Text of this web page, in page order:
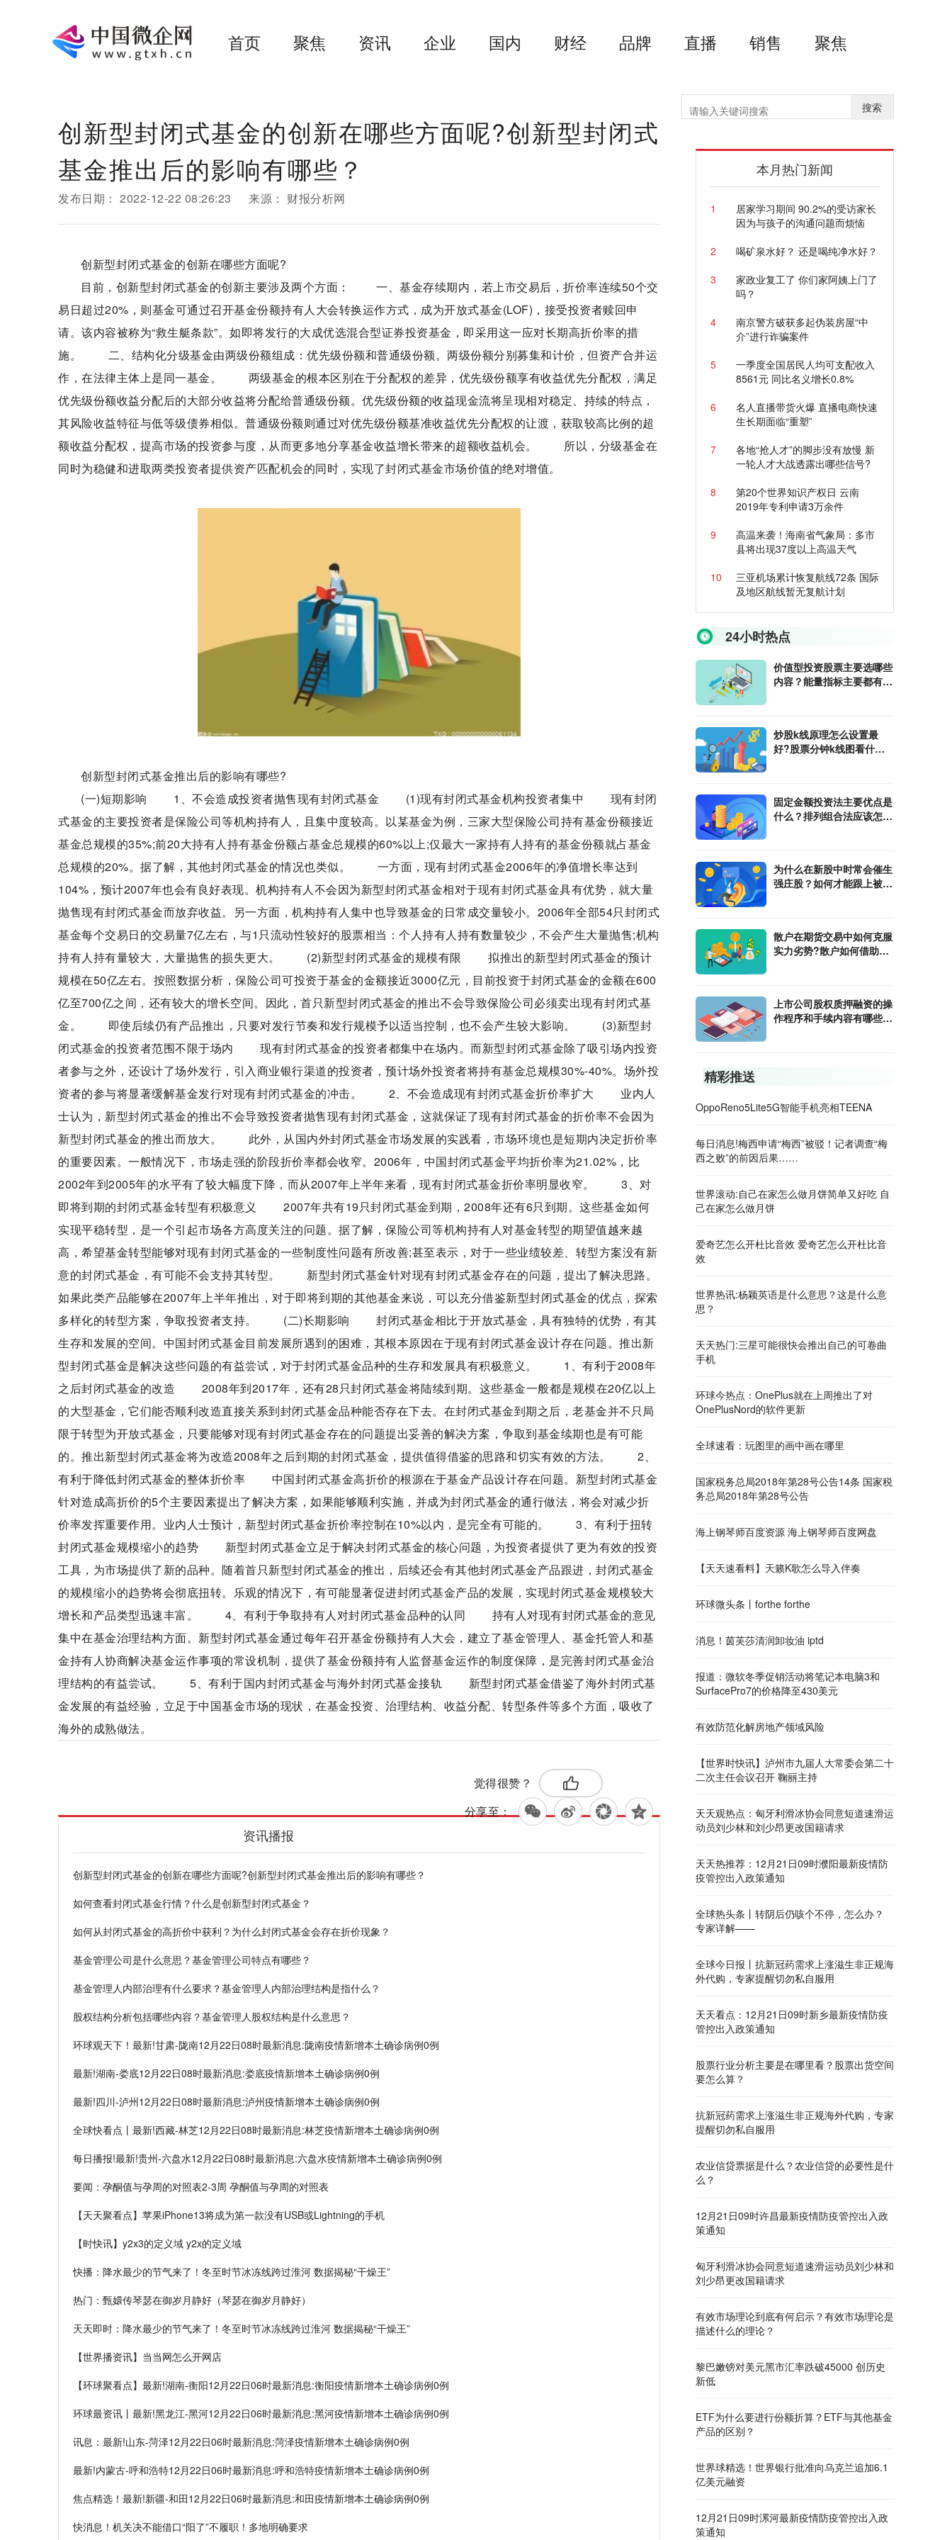
首页 聚焦 资讯 企业 国内 财经 品牌 直播 销售 聚焦
创新型封闭式基金的创新在哪些方面呢?创新型封闭式
基金推出后的影响有哪些？
发布日期： 2022-12-22 08:26:23 来源： 财报分析网
创新型封闭式基金的创新在哪些方面呢?
目前，创新型封闭式基金的创新主要涉及两个方面： 一、基金存续期内，若上市交易后，折价率连续50个交
易日超过20%，则基金可通过召开基金份额持有人大会转换运作方式，成为开放式基金(LOF)，接受投资者赎回申
请。该内容被称为“救生艇条款”。如即将发行的大成优选混合型证券投资基金，即采用这一应对长期高折价率的措
施。 二、结构化分级基金由两级份额组成：优先级份额和普通级份额。两级份额分别募集和计价，但资产合并运
作，在法律主体上是同一基金。 两级基金的根本区别在于分配权的差异，优先级份额享有收益优先分配权，满足
优先级份额收益分配后的大部分收益将分配给普通级份额。优先级份额的收益现金流将呈现相对稳定、持续的特点，
其风险收益特征与低等级债券相似。普通级份额则通过对优先级份额基准收益优先分配权的让渡，获取较高比例的超
额收益分配权，提高市场的投资参与度，从而更多地分享基金收益增长带来的超额收益机会。 所以，分级基金在
同时为稳健和进取两类投资者提供资产匹配机会的同时，实现了封闭式基金市场价值的绝对增值。
创新型封闭式基金推出后的影响有哪些?
(一)短期影响 1、不会造成投资者抛售现有封闭式基金 (1)现有封闭式基金机构投资者集中 现有封闭
式基金的主要投资者是保险公司等机构持有人，且集中度较高。以某基金为例，三家大型保险公司持有基金份额接近
基金总规模的35%;前20大持有人持有基金份额占基金总规模的60%以上;仅最大一家持有人持有的基金份额就占基金
总规模的20%。据了解，其他封闭式基金的情况也类似。 一方面，现有封闭式基金2006年的净值增长率达到
104%，预计2007年也会有良好表现。机构持有人不会因为新型封闭式基金相对于现有封闭式基金具有优势，就大量
抛售现有封闭式基金而放弃收益。另一方面，机构持有人集中也导致基金的日常成交量较小。2006年全部54只封闭式
基金每个交易日的交易量7亿左右，与1只流动性较好的股票相当：个人持有人持有数量较少，不会产生大量抛售;机构
持有人持有量较大，大量抛售的损失更大。 (2)新型封闭式基金的规模有限 拟推出的新型封闭式基金的预计
规模在50亿左右。按照数据分析，保险公司可投资于基金的金额接近3000亿元，目前投资于封闭式基金的金额在600
亿至700亿之间，还有较大的增长空间。因此，首只新型封闭式基金的推出不会导致保险公司必须卖出现有封闭式基
金。 即使后续仍有产品推出，只要对发行节奏和发行规模予以适当控制，也不会产生较大影响。 (3)新型封
闭式基金的投资者范围不限于场内 现有封闭式基金的投资者都集中在场内。而新型封闭式基金除了吸引场内投资
者参与之外，还设计了场外发行，引入商业银行渠道的投资者，预计场外投资者将持有基金总规模30%-40%。场外投
资者的参与将显著缓解基金发行对现有封闭式基金的冲击。 2、不会造成现有封闭式基金折价率扩大 业内人
士认为，新型封闭式基金的推出不会导致投资者抛售现有封闭式基金，这就保证了现有封闭式基金的折价率不会因为
新型封闭式基金的推出而放大。 此外，从国内外封闭式基金市场发展的实践看，市场环境也是短期内决定折价率
的重要因素。一般情况下，市场走强的阶段折价率都会收窄。2006年，中国封闭式基金平均折价率为21.02%，比
2002年到2005年的水平有了较大幅度下降，而从2007年上半年来看，现有封闭式基金折价率明显收窄。 3、对
即将到期的封闭式基金转型有积极意义 2007年共有19只封闭式基金到期，2008年还有6只到期。这些基金如何
实现平稳转型，是一个引起市场各方高度关注的问题。据了解，保险公司等机构持有人对基金转型的期望值越来越
高，希望基金转型能够对现有封闭式基金的一些制度性问题有所改善;甚至表示，对于一些业绩较差、转型方案没有新
意的封闭式基金，有可能不会支持其转型。 新型封闭式基金针对现有封闭式基金存在的问题，提出了解决思路。
如果此类产品能够在2007年上半年推出，对于即将到期的其他基金来说，可以充分借鉴新型封闭式基金的优点，探索
多样化的转型方案，争取投资者支持。 (二)长期影响 封闭式基金相比于开放式基金，具有独特的优势，有其
生存和发展的空间。中国封闭式基金目前发展所遇到的困难，其根本原因在于现有封闭式基金设计存在问题。推出新
型封闭式基金是解决这些问题的有益尝试，对于封闭式基金品种的生存和发展具有积极意义。 1、有利于2008年
之后封闭式基金的改造 2008年到2017年，还有28只封闭式基金将陆续到期。这些基金一般都是规模在20亿以上
的大型基金，它们能否顺利改造直接关系到封闭式基金品种能否存在下去。在封闭式基金到期之后，老基金并不只局
限于转型为开放式基金，只要能够对现有封闭式基金存在的问题提出妥善的解决方案，争取到基金续期也是有可能
的。推出新型封闭式基金将为改造2008年之后到期的封闭式基金，提供值得借鉴的思路和切实有效的方法。 2、
有利于降低封闭式基金的整体折价率 中国封闭式基金高折价的根源在于基金产品设计存在问题。新型封闭式基金
针对造成高折价的5个主要因素提出了解决方案，如果能够顺利实施，并成为封闭式基金的通行做法，将会对减少折
价率发挥重要作用。业内人士预计，新型封闭式基金折价率控制在10%以内，是完全有可能的。 3、有利于扭转
封闭式基金规模缩小的趋势 新型封闭式基金立足于解决封闭式基金的核心问题，为投资者提供了更为有效的投资
工具，为市场提供了新的品种。随着首只新型封闭式基金的推出，后续还会有其他封闭式基金产品跟进，封闭式基金
的规模缩小的趋势将会彻底扭转。乐观的情况下，有可能显著促进封闭式基金产品的发展，实现封闭式基金规模较大
增长和产品类型迅速丰富。 4、有利于争取持有人对封闭式基金品种的认同 持有人对现有封闭式基金的意见
集中在基金治理结构方面。新型封闭式基金通过每年召开基金份额持有人大会，建立了基金管理人、基金托管人和基
金持有人协商解决基金运作事项的常设机制，提供了基金份额持有人监督基金运作的制度保障，是完善封闭式基金治
理结构的有益尝试。 5、有利于国内封闭式基金与海外封闭式基金接轨 新型封闭式基金借鉴了海外封闭式基
金发展的有益经验，立足于中国基金市场的现状，在基金投资、治理结构、收益分配、转型条件等多个方面，吸收了
海外的成熟做法。
觉得很赞？
分享至：
资讯播报
创新型封闭式基金的创新在哪些方面呢?创新型封闭式基金推出后的影响有哪些？
如何查看封闭式基金行情？什么是创新型封闭式基金？
如何从封闭式基金的高折价中获利？为什么封闭式基金会存在折价现象？
基金管理公司是什么意思？基金管理公司特点有哪些？
基金管理人内部治理有什么要求？基金管理人内部治理结构是指什么？
股权结构分析包括哪些内容？基金管理人股权结构是什么意思？
环球观天下！最新!甘肃-陇南12月22日08时最新消息:陇南疫情新增本土确诊病例0例
最新!湖南-娄底12月22日08时最新消息:娄底疫情新增本土确诊病例0例
最新!四川-泸州12月22日08时最新消息:泸州疫情新增本土确诊病例0例
全球快看点丨最新!西藏-林芝12月22日08时最新消息:林芝疫情新增本土确诊病例0例
每日播报!最新!贵州-六盘水12月22日08时最新消息:六盘水疫情新增本土确诊病例0例
要闻：孕酮值与孕周的对照表2-3周 孕酮值与孕周的对照表
【天天聚看点】苹果iPhone13将成为第一款没有USB或Lightning的手机
【时快讯】y2x3的定义域 y2x的定义域
快播：降水最少的节气来了！冬至时节冰冻线跨过淮河 数据揭秘“干燥王”
热门：甄嬛传琴瑟在御岁月静好（琴瑟在御岁月静好）
天天即时：降水最少的节气来了！冬至时节冰冻线跨过淮河 数据揭秘“干燥王”
【世界播资讯】当当网怎么开网店
【环球聚看点】最新!湖南-衡阳12月22日06时最新消息:衡阳疫情新增本土确诊病例0例
环球最资讯丨最新!黑龙江-黑河12月22日06时最新消息:黑河疫情新增本土确诊病例0例
讯息：最新!山东-菏泽12月22日06时最新消息:菏泽疫情新增本土确诊病例0例
最新!内蒙古-呼和浩特12月22日06时最新消息:呼和浩特疫情新增本土确诊病例0例
焦点精选！最新!新疆-和田12月22日06时最新消息:和田疫情新增本土确诊病例0例
快消息！机关决不能借口“阳了”不履职！多地明确要求
搜索
本月热门新闻
1
居家学习期间 90.2%的受访家长
因为与孩子的沟通问题而烦恼
2
喝矿泉水好？ 还是喝纯净水好？
3
家政业复工了 你们家阿姨上门了
吗？
4
南京警方破获多起伪装房屋“中
介”进行诈骗案件
5
一季度全国居民人均可支配收入
8561元 同比名义增长0.8%
6
名人直播带货火爆 直播电商快速
生长期面临“重塑”
7
各地“抢人才”的脚步没有放慢 新
一轮人才大战透露出哪些信号?
8
第20个世界知识产权日 云南
2019年专利申请3万余件
9
高温来袭！海南省气象局：多市
县将出现37度以上高温天气
10
三亚机场累计恢复航线72条 国际
及地区航线暂无复航计划
24小时热点
价值型投资股票主要选哪些
内容？能量指标主要都有哪
炒股k线原理怎么设置最
好?股票分钟k线图看什么
固定金额投资法主要优点是
什么？排列组合法应该怎么
为什么在新股中时常会催生
强庄股？如何才能跟上被套
散户在期货交易中如何克服
实力劣势?散户如何借助期
上市公司股权质押融资的操
作程序和手续内容有哪些？
精彩推送
OppoReno5Lite5G智能手机亮相TEENA
每日消息!梅西申请“梅西”被驳！记者调查“梅
西之败”的前因后果……
世界滚动:自己在家怎么做月饼简单又好吃 自
己在家怎么做月饼
爱奇艺怎么开杜比音效 爱奇艺怎么开杜比音
效
世界热讯:杨颖英语是什么意思？这是什么意
思？
天天热门:三星可能很快会推出自己的可卷曲
手机
环球今热点：OnePlus就在上周推出了对
OnePlusNord的软件更新
全球速看：玩图里的画中画在哪里
国家税务总局2018年第28号公告14条 国家税
务总局2018年第28号公告
海上钢琴师百度资源 海上钢琴师百度网盘
【天天速看料】天籁K歌怎么导入伴奏
环球微头条丨forthe forthe
消息！茵芙莎清润卸妆油 iptd
报道：微软冬季促销活动将笔记本电脑3和
SurfacePro7的价格降至430美元
有效防范化解房地产领域风险
【世界时快讯】泸州市九届人大常委会第二十
二次主任会议召开 鞠丽主持
天天观热点：匈牙利滑冰协会同意短道速滑运
动员刘少林和刘少昂更改国籍请求
天天热推荐：12月21日09时濮阳最新疫情防
疫管控出入政策通知
全球热头条丨转阴后仍咳个不停，怎么办？
专家详解——
全球今日报丨抗新冠药需求上涨滋生非正规海
外代购，专家提醒切勿私自服用
天天看点：12月21日09时新乡最新疫情防疫
管控出入政策通知
股票行业分析主要是在哪里看？股票出货空间
要怎么算？
抗新冠药需求上涨滋生非正规海外代购，专家
提醒切勿私自服用
农业信贷票据是什么？农业信贷的必要性是什
么？
12月21日09时许昌最新疫情防疫管控出入政
策通知
匈牙利滑冰协会同意短道速滑运动员刘少林和
刘少昂更改国籍请求
有效市场理论到底有何启示？有效市场理论是
描述什么的理论？
黎巴嫩镑对美元黑市汇率跌破45000 创历史
新低
ETF为什么要进行份额折算？ETF与其他基金
产品的区别？
世界球精选！世界银行批准向乌克兰追加6.1
亿美元融资
12月21日09时漯河最新疫情防疫管控出入政
策通知